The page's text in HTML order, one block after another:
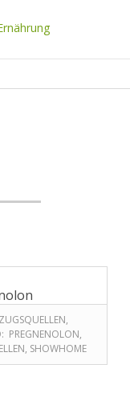
,
PREGNENOLON,
, SHOWHOME